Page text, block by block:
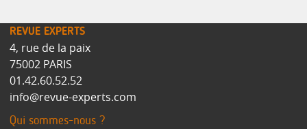
REVUE EXPERTS
4, rue de la paix
75002 PARIS
01.42.60.52.52
info@revue-experts.com
Qui sommes-nous ?